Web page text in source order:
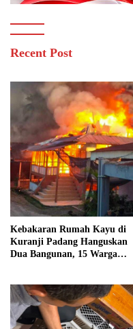
Recent Post
Kebakaran Rumah Kayu di
Kuranji Padang Hanguskan
Dua Bangunan, 15 Warga